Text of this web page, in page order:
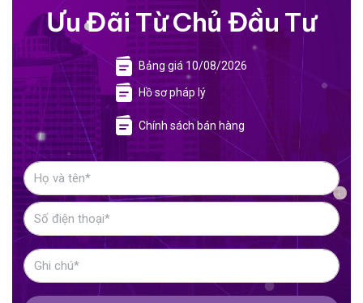
Ưu Đãi Từ Chủ Đầu Tư
Bảng giá 10/08/2026
Hồ sơ pháp lý
Chính sách bán hàng